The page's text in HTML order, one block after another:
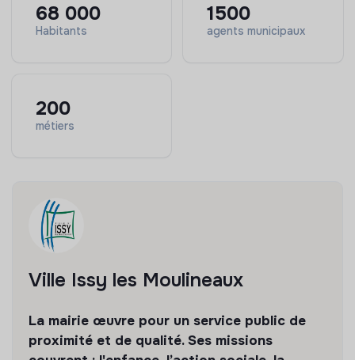
68 000
Habitants
1500
agents municipaux
200
métiers
Ville Issy les Moulineaux
La mairie œuvre pour un service public de
proximité et de qualité. Ses missions